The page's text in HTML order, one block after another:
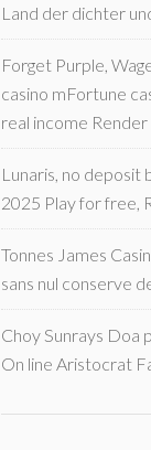
Land der dichter
Forget Purple,
casino mFortune
real income
Lunaris, no deposit
2025 Play for free,
Tonnes James
sans nul conserve
Choy Sunrays Doa
On line Aristocrat